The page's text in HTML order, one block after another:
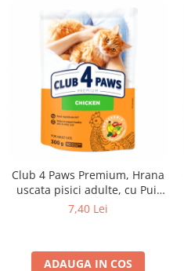
Club 4 Paws Premium, Hrana
uscata pisici adulte, cu Pui,
300g
7,40 Lei
ADAUGA IN COS